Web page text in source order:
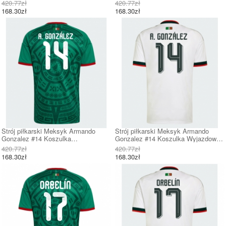
420.77zł
168.30zł
420.77zł
168.30zł
Strój piłkarski Meksyk Armando
Gonzalez #14 Koszulka
Podstawowej MŚ 2026 Krótki Rękaw
420.77zł
168.30zł
Strój piłkarski Meksyk Armando
Gonzalez #14 Koszulka Wyjazdowej
MŚ 2026 Krótki Rękaw
420.77zł
168.30zł